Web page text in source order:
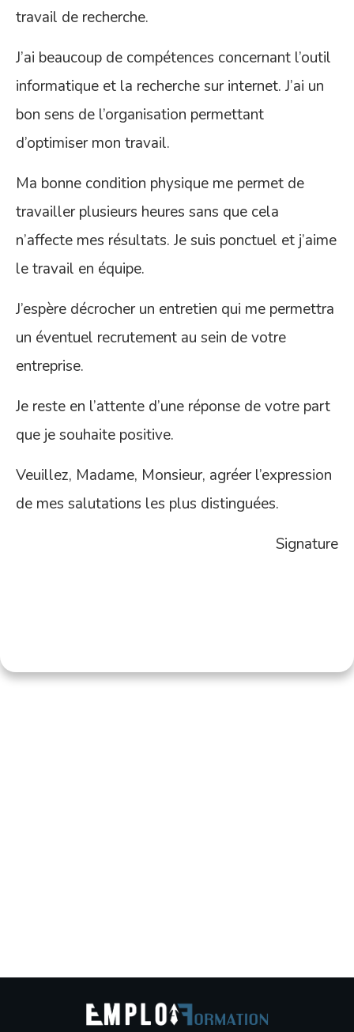
travail de recherche.
J’ai beaucoup de compétences concernant l’outil
informatique et la recherche sur internet. J’ai un
bon sens de l’organisation permettant
d’optimiser mon travail.
Ma bonne condition physique me permet de
travailler plusieurs heures sans que cela
n’affecte mes résultats. Je suis ponctuel et j’aime
le travail en équipe.
J’espère décrocher un entretien qui me permettra
un éventuel recrutement au sein de votre
entreprise.
Je reste en l’attente d’une réponse de votre part
que je souhaite positive.
Veuillez, Madame, Monsieur, agréer l’expression
de mes salutations les plus distinguées.
Signature